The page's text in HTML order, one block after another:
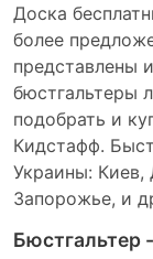
Доска
более
представлены
бюстгальтеры
подобрать и
Кидстафф.
Украины: Киев,
Запорожье, и
Бюстгальтер